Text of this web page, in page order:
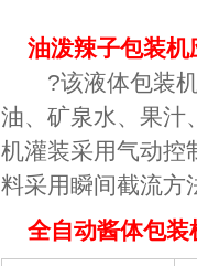
油泼辣子包装机
?该液体包装机
油、矿泉水、果汁
机灌装采用气动控
料采用瞬间截流方
全自动酱体包装